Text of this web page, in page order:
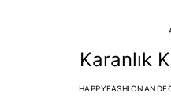
Karanlık